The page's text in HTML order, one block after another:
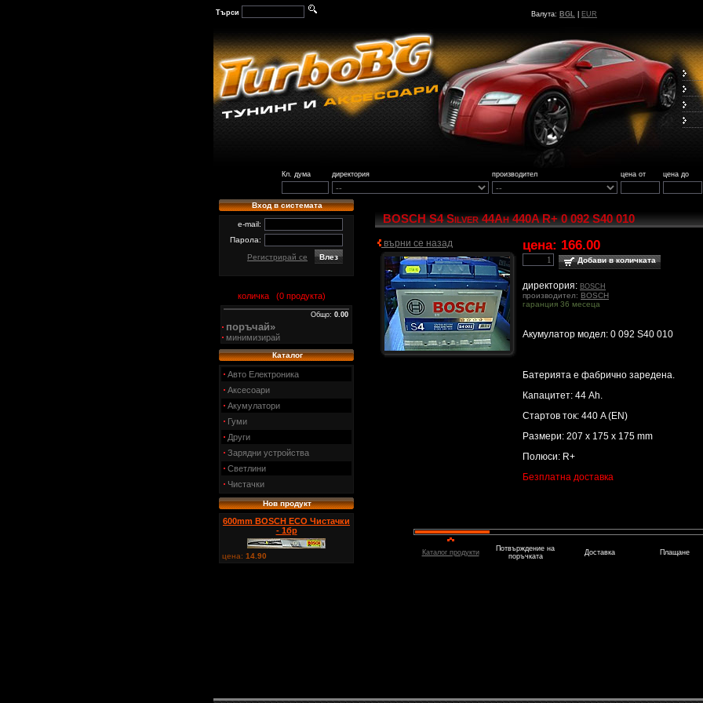
Търси Валута: BGL EUR
Кл. дума директория производител цена от цена до
Вход в системата
e-mail:
Парола:
Регистрирай се
количка (0 продукта)
Общо: 0.00
поръчай»
минимизирай
Каталог
Авто Електроника
Аксесоари
Акумулатори
Гуми
Други
Зарядни устройства
Светлини
Чистачки
Нов продукт
600mm BOSCH ECO Чистачки
- 1бр
цена: 14.90
BOSCH S4 Silver 44Ah 440A R+ 0 092 S40 010
върни се назад цена: 166.00
Добави в количката
директория: BOSCH
производител: BOSCH
гаранция 36 месеца
Акумулатор модел: 0 092 S40 010
Батерията е фабрично заредена.
Капацитет: 44 Ah.
Стартов ток: 440 A (EN)
Размери: 207 x 175 x 175 mm
Полюси: R+
Безплатна доставка
Каталог продукти
Потвърждение на
поръчката
Доставка Плащане